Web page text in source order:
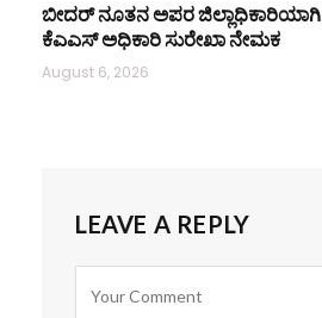
ಬೀದರ್ ನೂತನ ಅಪರ ಜಿಲ್ಲಾಧಿಕಾರಿಯಾಗಿ
ಕೆಎಎಸ್ ಅಧಿಕಾರಿ ಸುರೇಖಾ ನೇಮಕ
August 6, 2026
LEAVE A REPLY